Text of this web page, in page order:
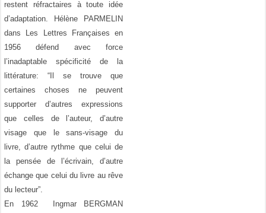
restent réfractaires à toute idée
d’adaptation. Hélène PARMELIN
dans Les Lettres Françaises en
1956 défend avec force
l’inadaptable spécificité de la
littérature: “Il se trouve que
certaines choses ne peuvent
supporter d’autres expressions
que celles de l’auteur, d’autre
visage que le sans-visage du
livre, d’autre rythme que celui de
la pensée de l’écrivain, d’autre
échange que celui du livre au rêve
du lecteur”.
En 1962 Ingmar BERGMAN